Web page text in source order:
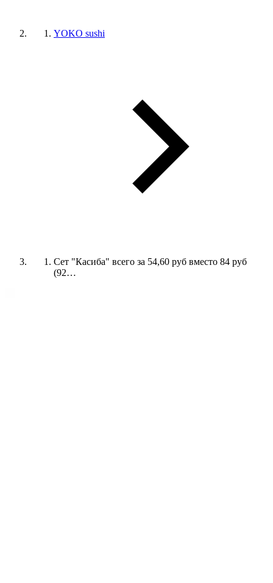
YOKO sushi
Сет "Касиба" всего за 54,60 руб вместо 84 руб
(92…